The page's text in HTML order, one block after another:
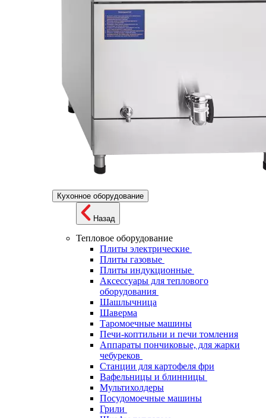
Кухонное оборудование
Назад
Тепловое оборудование
Плиты электрические
Плиты газовые
Плиты индукционные
Аксессуары для теплового
оборудования
Шашлычница
Шаверма
Таромоечные машины
Печи-коптильни и печи томления
Аппараты пончиковые, для жарки
чебуреков
Станции для картофеля фри
Вафельницы и блинницы
Мультихолдеры
Посудомоечные машины
Грили